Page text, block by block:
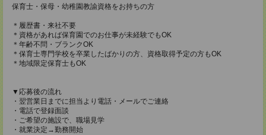
保育士・保母・幼稚園教諭資格をお持ちの方
＊履歴書・来社不要
＊資格があれば保育園でのお仕事が未経験でもOK
＊年齢不問・ブランクOK
＊保育士専門学校を卒業したばかりの方、資格取得予定の方もOK
＊地域限定保育士もOK
▼応募後の流れ
・翌営業日までに担当より電話・メールでご連絡
・電話で登録面談
・ご希望の施設で、職場見学
・就業決定→勤務開始